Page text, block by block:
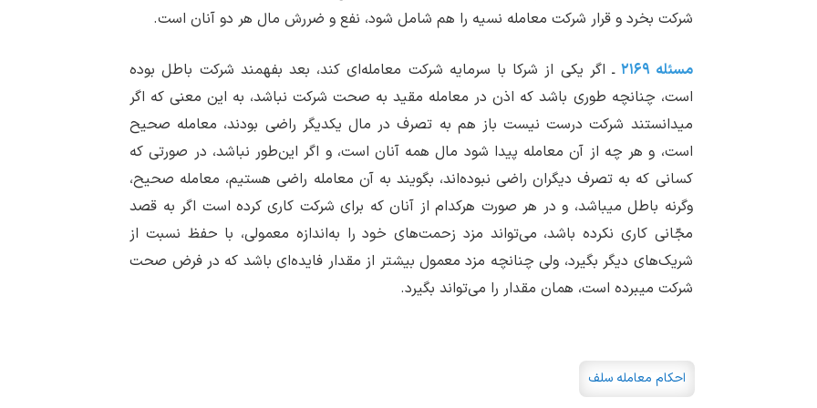
شرکت بخرد و قرار شرکت معامله نسیه را هم شامل شود، نفع و ضررش مال هر دو آنان است.
مسئله ۲۱۶۹
ـ اگر یکی از شرکا با سرمایه شرکت معامله‌ای کند، بعد بفهمند شرکت باطل بوده
است، چنانچه طوری باشد که اذن در معامله مقید به صحت شرکت نباشد، به این معنی که اگر
می‏دانستند شرکت درست نیست باز هم به تصرف در مال یکدیگر راضی بودند، معامله صحیح
است، و هر چه از آن معامله پیدا شود مال همه آنان است، و اگر این‌طور نباشد، در صورتی که
کسانی که به تصرف دیگران راضی نبوده‌اند، بگویند به آن معامله راضی هستیم، معامله صحیح،
وگرنه باطل می‏باشد، و در هر صورت هرکدام از آنان که برای شرکت کاری کرده است اگر به قصد
مجّانی کاری نکرده باشد، می‌تواند مزد زحمت‌های خود را به‌اندازه معمولی، با حفظ نسبت از
شریک‌های دیگر بگیرد، ولی چنانچه مزد معمول بیشتر از مقدار فایده‌ای باشد که در فرض صحت
شرکت می‏برده است، همان مقدار را می‌تواند بگیرد.
احکام معامله سلف